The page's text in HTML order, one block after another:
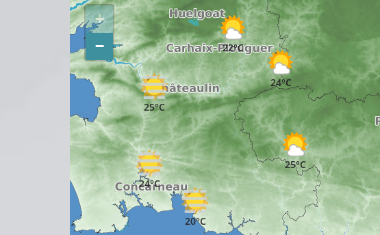
25°C
24°C
25°C
20°C
22°C
24°C
+
−